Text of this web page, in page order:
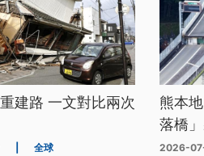
建路 一文對比兩次
全球
熊本
落橋
2026-